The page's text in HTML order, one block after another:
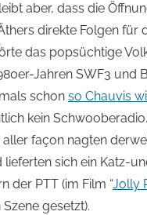
aber, dass die
direkte Folgen für
das popsüchtige
Jahren SWF3 und
schon so Chauvis
kein
aller façon nagten
lieferten sich ein Katz-
der PTT (im Film “Jolly
gesetzt).